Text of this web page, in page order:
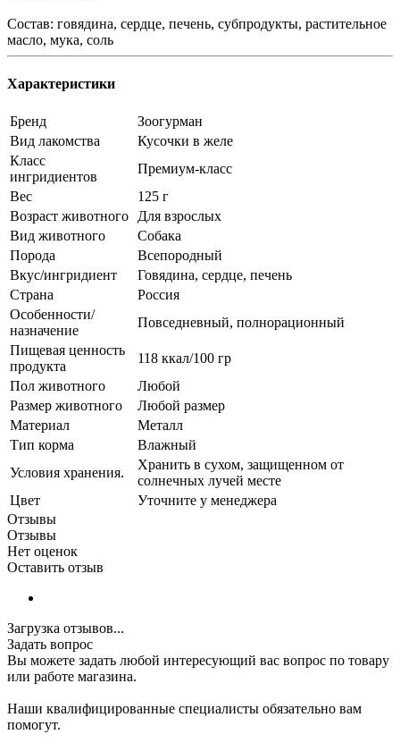
Состав: говядина, сердце, печень, субпродукты, растительное
масло, мука, соль
Характеристики
Бренд
Зоогурман
Вид лакомства
Кусочки в желе
Класс
ингридиентов
Премиум-класс
Вес
125 г
Возраст животного
Для взрослых
Вид животного
Собака
Порода
Всепородный
Вкус/ингридиент
Говядина, сердце, печень
Страна
Россия
Особенности/
назначение
Повседневный, полнорационный
Пищевая ценность
продукта
118 ккал/100 гр
Пол животного
Любой
Размер животного
Любой размер
Материал
Металл
Тип корма
Влажный
Условия хранения.
Хранить в сухом, защищенном от
солнечных лучей месте
Цвет
Уточните у менеджера
Отзывы
Отзывы
Нет оценок
Оставить отзыв
Загрузка отзывов...
Задать вопрос
Вы можете задать любой интересующий вас вопрос по товару
или работе магазина.
Наши квалифицированные специалисты обязательно вам
помогут.